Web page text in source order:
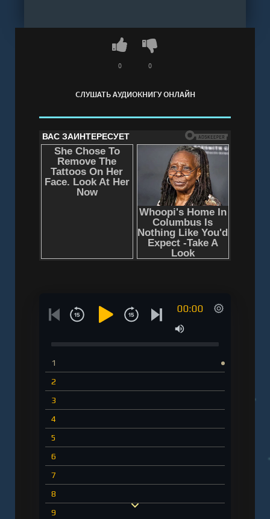
Слушать аудиокнигу "Когда рынок спит: Шесть
шагов руководителя в условиях стагнации -
регистрации - полная версия
СЛУШАТЬ АУДИОКНИГУ ОНЛАЙН
0 0
00:00
1
2
3
4
5
6
7
8
9